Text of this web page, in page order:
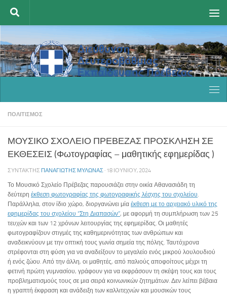
Skip to content
ΠΟΛΙΤΙΣΜΌΣ
ΜΟΥΣΙΚΟ ΣΧΟΛΕΙΟ ΠΡΕΒΕΖΑΣ ΠΡΟΣΚΛΗΣΗ ΣΕ
ΕΚΘΕΣΕΙΣ (Φωτογραφίας – μαθητικής εφημερίδας )
ΣΥΝΤΆΚΤΗΣ ΠΑΝΑΓΙΏΤΗΣ ΜΥΛΩΝΆΣ · 18 ΙΟΥΝΊΟΥ, 2024
Το Μουσικό Σχολείο Πρέβεζας παρουσιάζει στην οικία Αθανασιάδη τη
δεύτερη έκθεση φωτογραφίας της φωτογραφικής λέσχης του σχολείου.
Παράλληλα, στον ίδιο χώρο, διοργανώνει μία έκθεση με το αρχειακό υλικό της
εφημερίδας του σχολείου “Στη Διαπασών”, με αφορμή τη συμπλήρωση των 25
τευχών και των 12 χρόνων λειτουργίας της εφημερίδας. Οι μαθητές
φωτογραφίζουν στιγμές της καθημερινότητας των ανθρώπων και
αναδεικνύουν με την οπτική τους γωνία σημεία της πόλης. Ταυτόχρονα
στρέφονται στη φύση για να αναδείξουν το μεγαλείο ενός μικρού λουλουδιού
ή ενός ζώου. Από την άλλη, οι μαθητές, από παλιούς αποφοίτους μέχρι τη
φετινή πρώτη γυμνασίου, γράφουν για να εκφράσουν τη σκέψη τους και τους
προβληματισμούς τους σε μια σειρά κοινωνικών ζητημάτων. Δεν λείπει βέβαια
η γραπτή έκφραση και ανάδειξη των καλλιτεχνών και μουσικών τους